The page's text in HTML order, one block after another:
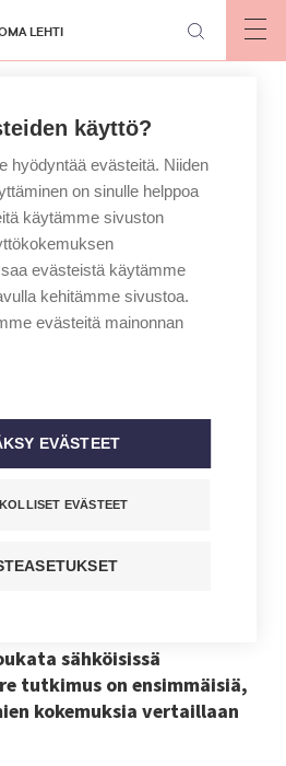
LEHTI
Kirjaukset
etenkin
hoitoa saaneet
kieli ja tarpeettomaksi
sähköisissä
tutkimus on ensimmäisiä,
kokemuksia vertaillaan
käyttö?
hyödyntää evästeitä. Niiden
on sinulle helppoa
käytämme sivuston
evästeistä käytämme
kehitämme sivustoa.
evästeitä mainonnan
EVÄSTEET
EVÄSTEET